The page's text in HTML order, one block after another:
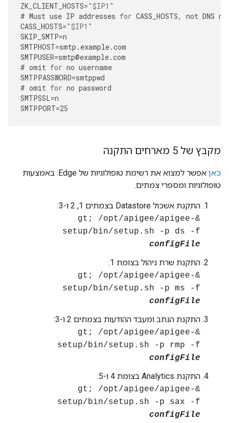
ZK_CLIENT_HOSTS="$IP1"
# Must use IP addresses for CASS_HOSTS, not DNS
CASS_HOSTS="$IP1"
SKIP_SMTP=n
SMTPHOST=smtp . example.com
SMTPUSER=smtp@example.com
# omit for no username
SMTPPASSWORD=smtppwd
# omit for no password
SMTPSSL=n
SMTPPORT=25
מקבץ של 5 מארחים התקנה
כאן
אפשר למצוא את רשימת טופולוגיות של Edge. באמצעות
טופולוגיות ומספרי צמתים.
התקנת אשכול Datastore בצמתים 1, 2 ו-3:
&gt; /opt/apigee/apigee-
setup/bin/setup.sh -p ds -f
configFile
התקנת שרת ניהול בצומת 1:
&gt; /opt/apigee/apigee-
setup/bin/setup.sh -p ms -f
configFile
התקנת הנתב ומעבד ההודעות בצמתים 2 ו-3:
&gt; /opt/apigee/apigee-
setup/bin/setup.sh -p rmp -f
configFile
התקנת Analytics בצומת 4 ו-5:
&gt; /opt/apigee/apigee-
setup/bin/setup.sh -p sax -f
configFile